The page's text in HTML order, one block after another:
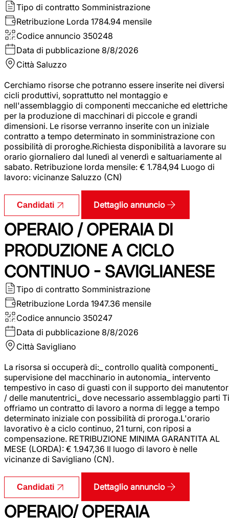
Tipo di contratto Somministrazione
Retribuzione Lorda 1784.94 mensile
Codice annuncio 350248
Data di pubblicazione 8/8/2026
Città Saluzzo
Cerchiamo risorse che potranno essere inserite nei diversi
cicli produttivi, soprattutto nel montaggio e
nell'assemblaggio di componenti meccaniche ed elettriche
per la produzione di macchinari di piccole e grandi
dimensioni. Le risorse verranno inserite con un iniziale
contratto a tempo determinato in somministrazione con
possibilità di proroghe.Richiesta disponibilità a lavorare su
orario giornaliero dal lunedì al venerdì e saltuariamente al
sabato. Retribuzione lorda mensile: € 1.784,94 Luogo di
lavoro: vicinanze Saluzzo (CN)
Candidati Dettaglio annuncio
OPERAIO / OPERAIA DI
PRODUZIONE A CICLO
CONTINUO - SAVIGLIANESE
Tipo di contratto Somministrazione
Retribuzione Lorda 1947.36 mensile
Codice annuncio 350247
Data di pubblicazione 8/8/2026
Città Savigliano
La risorsa si occuperà di:_ controllo qualità componenti_
supervisione del macchinario in autonomia_ intervento
tempestivo in caso di guasti con il supporto dei
/ delle manutentrici_ dove necessario assemblaggio parti Ti
offriamo un contratto di lavoro a norma di legge a tempo
determinato iniziale con possibilità di proroga.L'orario
lavorativo è a ciclo continuo, 21 turni, con riposi a
compensazione. RETRIBUZIONE MINIMA GARANTITA AL
MESE (LORDA): € 1.947,36 Il luogo di lavoro è nelle
vicinanze di Savigliano (CN).
Candidati Dettaglio annuncio
OPERAIO/ OPERAIA